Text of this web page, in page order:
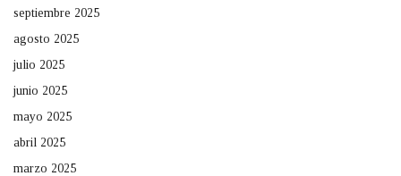
septiembre 2025
agosto 2025
julio 2025
junio 2025
mayo 2025
abril 2025
marzo 2025